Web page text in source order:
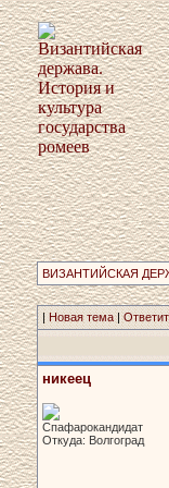
ВИЗАНТИЙСКАЯ
| Новая тема|
никеец
Спафарокандидат
Откуда: Волгоград